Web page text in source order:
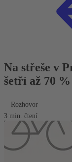
Na střeše v
šetří až 70
Rozhovor
3 min. čtení